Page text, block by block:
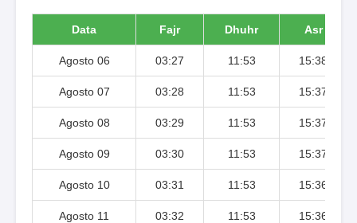
Data Fajr Dhuhr Asr
Agosto 06 03:27 11:53 15:38
Agosto 07 03:28 11:53 15:37
Agosto 08 03:29 11:53 15:37
Agosto 09 03:30 11:53 15:37
Agosto 10 03:31 11:53 15:36
Agosto 11 03:32 11:53 15:36